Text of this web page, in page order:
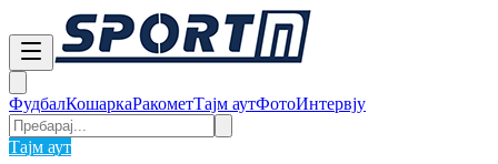
ФудбалКошаркаРакометТајм аутФотоИнтервју
Тајм аут